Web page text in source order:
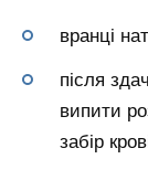
вранці
після
випити
забір